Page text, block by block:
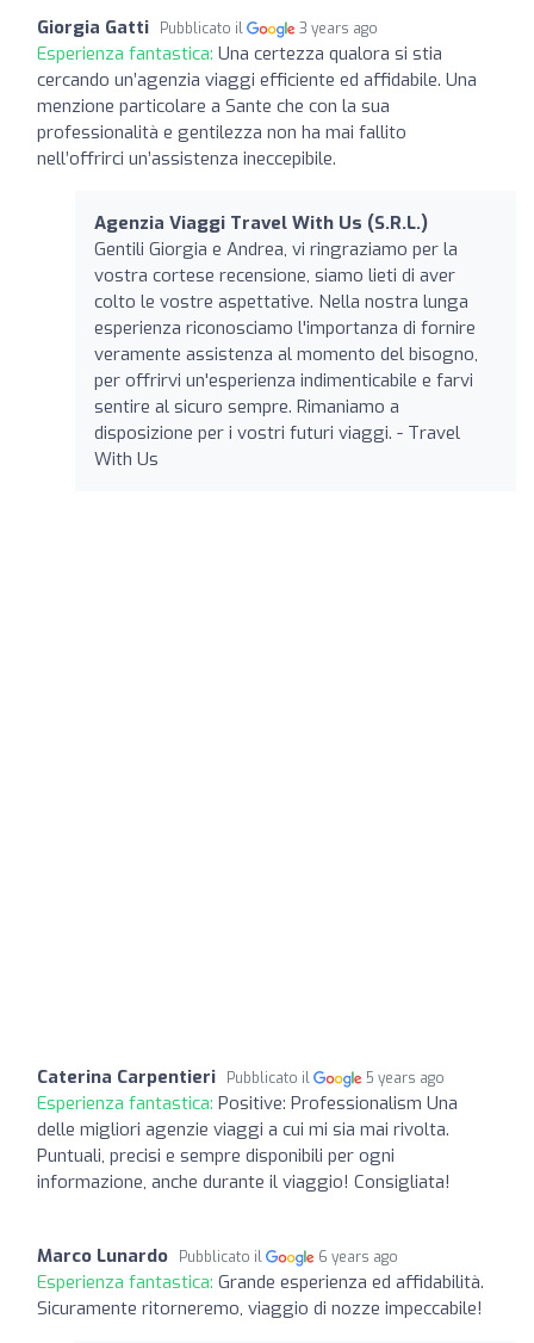
Giorgia Gatti Pubblicato il 3 years ago
Esperienza fantastica: Una certezza qualora si stia
cercando un’agenzia viaggi efficiente ed affidabile. Una
menzione particolare a Sante che con la sua
professionalità e gentilezza non ha mai fallito
nell’offrirci un’assistenza ineccepibile.
Agenzia Viaggi Travel With Us (S.R.L.)
Gentili Giorgia e Andrea, vi ringraziamo per la
vostra cortese recensione, siamo lieti di aver
colto le vostre aspettative. Nella nostra lunga
esperienza riconosciamo l'importanza di fornire
veramente assistenza al momento del bisogno,
per offrirvi un'esperienza indimenticabile e farvi
sentire al sicuro sempre. Rimaniamo a
disposizione per i vostri futuri viaggi. - Travel
With Us
Caterina Carpentieri Pubblicato il 5 years ago
Esperienza fantastica: Positive: Professionalism Una
delle migliori agenzie viaggi a cui mi sia mai rivolta.
Puntuali, precisi e sempre disponibili per ogni
informazione, anche durante il viaggio! Consigliata!
Marco Lunardo Pubblicato il 6 years ago
Esperienza fantastica: Grande esperienza ed affidabilità.
Sicuramente ritorneremo, viaggio di nozze impeccabile!